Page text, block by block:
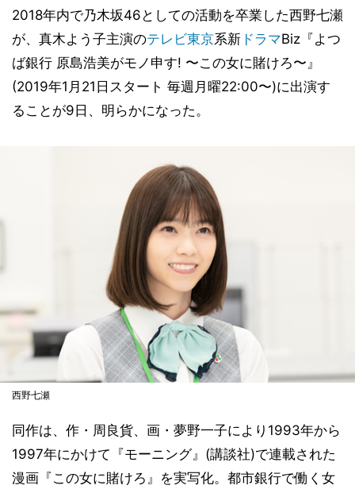
2018年内で乃木坂46としての活動を卒業した西野七瀬
が、真木よう子主演のテレビ東京系新 ドラマBiz『よつ
ば銀行 原島浩美がモノ申す! 〜この女に賭けろ〜』
(2019年1月21日スタート 毎週月曜22:00〜)に出演す
ることが9日、明らかになった。
西野七瀬
同作は、作・周良貨、画・夢野一子により1993年から
1997年にかけて『モーニング』(講談社)で連載された
漫画『この女に賭けろ』を実写化。都市銀行で働く女